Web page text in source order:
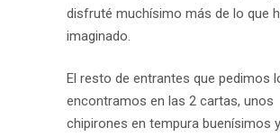
disfruté muchísimo más de lo que
imaginado.
El resto de entrantes que pedimos
encontramos en las 2 cartas, unos
chipirones en tempura buenísimos